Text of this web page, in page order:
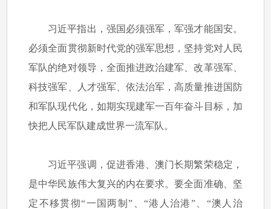
习近平指出，强国必须强军，军强才能国安。
必须全面贯彻新时代党的强军思想，坚持党对人民
军队的绝对领导，全面推进政治建军、改革强军、
科技强军、人才强军、依法治军，高质量推进国防
和军队现代化，如期实现建军一百年奋斗目标，加
快把人民军队建成世界一流军队。
习近平强调，促进香港、澳门长期繁荣稳定，
是中华民族伟大复兴的内在要求。要全面准确、坚
定不移贯彻“一国两制”、“港人治港”、“澳人治